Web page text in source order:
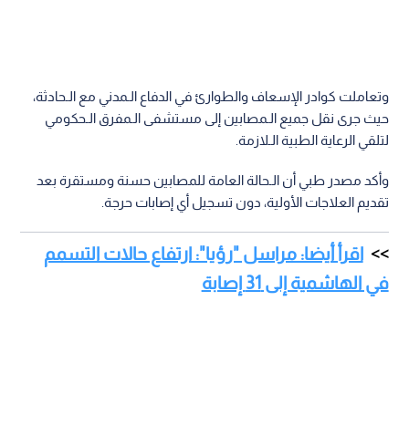
وتعاملت كوادر الإسعاف والطوارئ في الدفاع الـمدني مع الـحادثة،
حيث جرى نقل جميع الـمصابين إلى مستشفى الـمفرق الـحكومي
لتلقي الرعاية الطبية الـلازمة.
وأكد مصدر طبي أن الـحالة العامة للمصابين حسنة ومستقرة بعد
تقديم العلاجات الأولية، دون تسجيل أي إصابات حرجة.
اقرأ أيضا: مراسل "رؤيا": ارتفاع حالات التسمم
في الهاشمية إلى 31 إصابة